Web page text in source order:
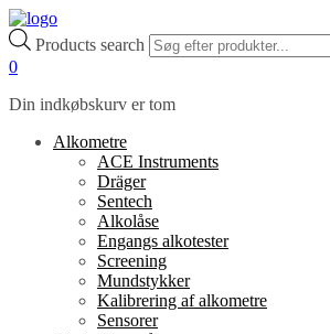
Products search
0
Din indkøbskurv er tom
Alkometre
ACE Instruments
Dräger
Sentech
Alkolåse
Engangs alkotester
Screening
Mundstykker
Kalibrering af alkometre
Sensorer